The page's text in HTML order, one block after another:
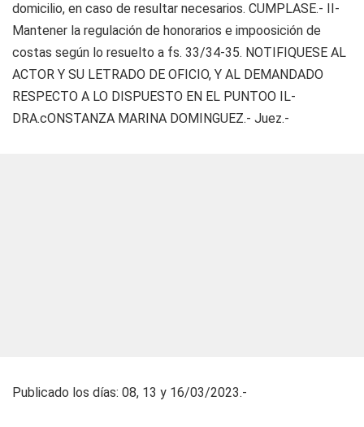
domicilio, en caso de resultar necesarios. CUMPLASE.- II-
Mantener la regulación de honorarios e impoosición de
costas según lo resuelto a fs. 33/34-35. NOTIFIQUESE AL
ACTOR Y SU LETRADO DE OFICIO, Y AL DEMANDADO
RESPECTO A LO DISPUESTO EN EL PUNTOO IL-
DRA.cONSTANZA MARINA DOMINGUEZ.- Juez.-
Publicado los días: 08, 13 y 16/03/2023.-